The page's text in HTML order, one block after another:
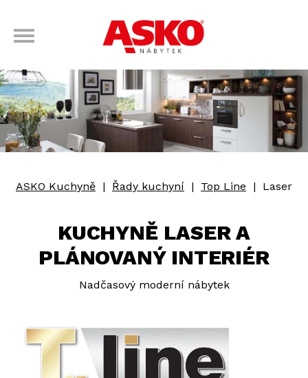
ASKO Kuchyně | Řady kuchyní | Top Line | Laser
KUCHYNĚ LASER A
PLÁNOVANÝ INTERIÉR
Nadčasový moderní nábytek